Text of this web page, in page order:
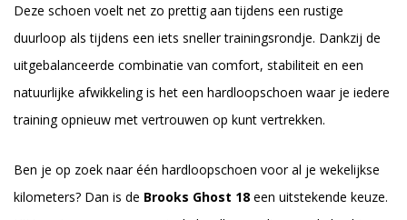
Deze schoen voelt net zo prettig aan tijdens een rustige
duurloop als tijdens een iets sneller trainingsrondje. Dankzij de
uitgebalanceerde combinatie van comfort, stabiliteit en een
natuurlijke afwikkeling is het een hardloopschoen waar je iedere
training opnieuw met vertrouwen op kunt vertrekken.
Ben je op zoek naar één hardloopschoen voor al je wekelijkse
kilometers? Dan is de Brooks Ghost 18 een uitstekende keuze.